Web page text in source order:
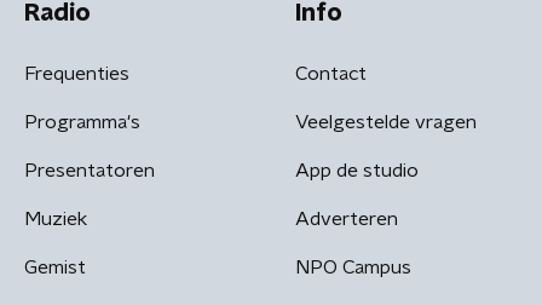
Radio
Frequenties
Programma's
Presentatoren
Muziek
Gemist
Info
Contact
Veelgestelde vragen
App de studio
Adverteren
NPO Campus